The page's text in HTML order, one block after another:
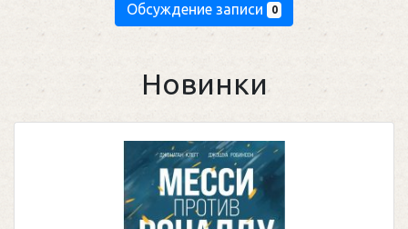
Обсуждение записи 0
Новинки